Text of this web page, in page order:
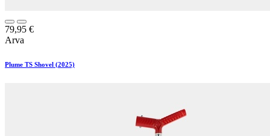
79,95 €
Arva
Plume TS Shovel (2025)